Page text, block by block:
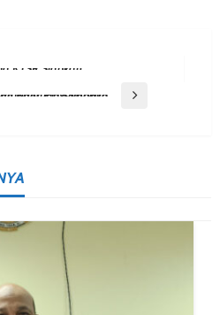
Mahulu, PLN Siapkan Posko Dan Bantuan Sembako